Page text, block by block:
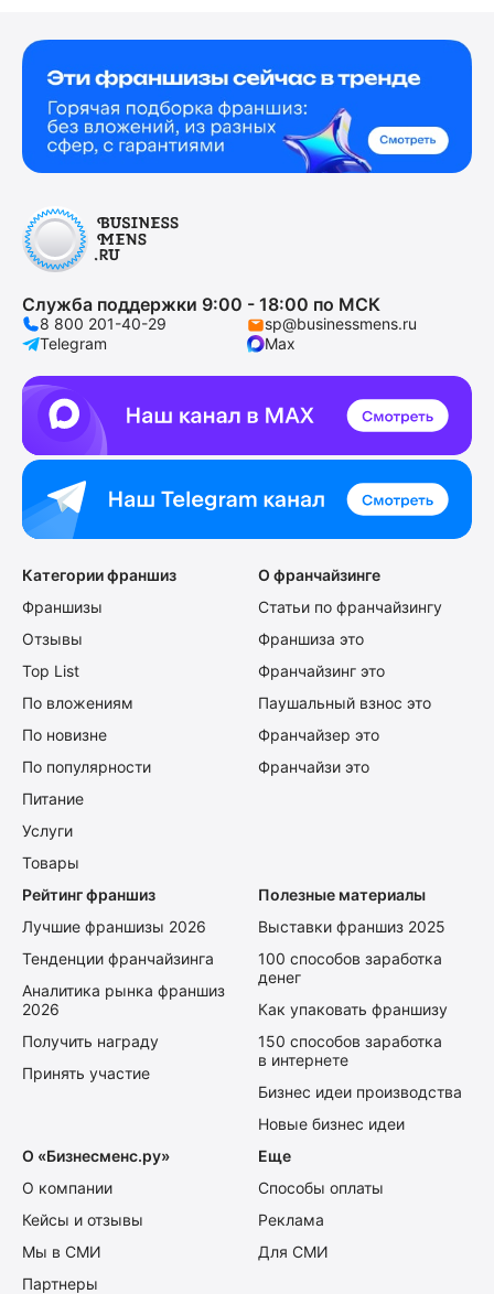
Служба поддержки 9:00 - 18:00 по МСК
8 800 201-40-29
sp@businessmens.ru
Telegram
Max
Категории франшиз
Франшизы
Отзывы
Top List
По вложениям
По новизне
По популярности
Питание
Услуги
Товары
О франчайзинге
Статьи по франчайзингу
Франшиза это
Франчайзинг это
Паушальный взнос это
Франчайзер это
Франчайзи это
Рейтинг франшиз
Лучшие франшизы 2026
Тенденции франчайзинга
Аналитика рынка франшиз
2026
Получить награду
Принять участие
Полезные материалы
Выставки франшиз 2025
100 способов заработка
денег
Как упаковать франшизу
150 способов заработка
в интернете
Бизнес идеи производства
Новые бизнес идеи
О «Бизнесменс.ру»
О компании
Кейсы и отзывы
Мы в СМИ
Партнеры
Еще
Способы оплаты
Реклама
Для СМИ